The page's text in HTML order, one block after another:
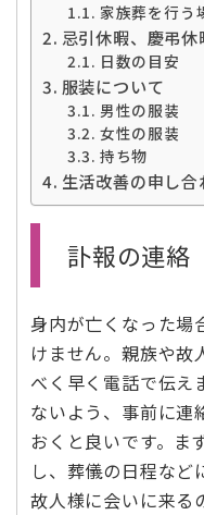
家族葬を行う
忌引休暇、慶弔休
日数の目安
服装について
男性の服装
女性の服装
持ち物
生活改善の申し
訃報の連絡
身内が亡くなった場
けません。親族や故
べく早く電話で伝え
ないよう、事前に連
おくと良いです。ま
し、葬儀の日程など
故人様に会いに来る